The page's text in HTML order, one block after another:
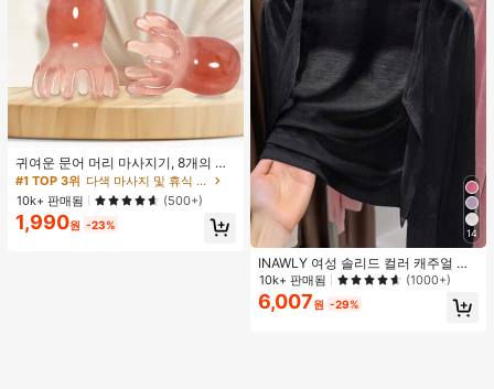
귀여운 문어 머리 마사지기, 8개의 촉
수, 머리 마사지기, 괄사 페이셜 도구,
머리 & 몸 이완, 독특한 마사지 포인
트, 수동 딥 티슈 마사지 도구, 학교, 개
학, 여행, 여행 필수품, 가정 필수품, 스
#1 TOP 3위
다색 마사지 및 휴식 도구
10k+ 판매됨
(500+)
1,990원 -23%
14
INAWLY 여성 솔리드 컬러 캐주얼 얇
은 가디건, 봄/여름
10k+ 판매됨 (1000+)
6,007원 -29%